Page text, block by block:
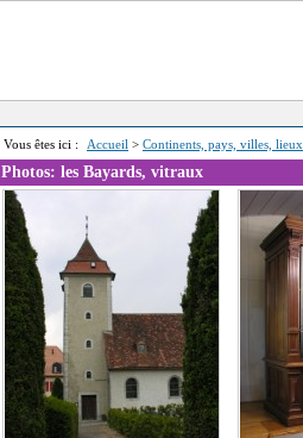
Vous êtes ici : Accueil > Continents, pays, villes, lieux
Photos: les Bayards, vitraux